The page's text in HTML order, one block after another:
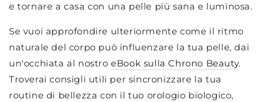
e tornare a casa con una pelle più sana e luminosa.
Se vuoi approfondire ulteriormente come il ritmo
naturale del corpo può influenzare la tua pelle, dai
un'occhiata al nostroeBook sulla Chrono Beauty.
Troverai consigli utili per sincronizzare la tua
routine di bellezza con il tuo orologio biologico,